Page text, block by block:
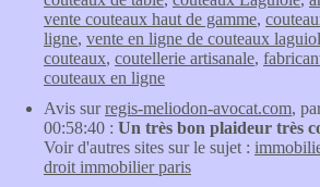
vente couteaux haut de gamme,
ligne, vente en ligne de couteaux
couteaux, coutellerie artisanale,
couteaux en ligne
Avis surregis-meliodon-avocat.com,
00:58:40 : Un très bon plaideur très
Voir d'autres sites sur le sujet :
droit immobilier paris